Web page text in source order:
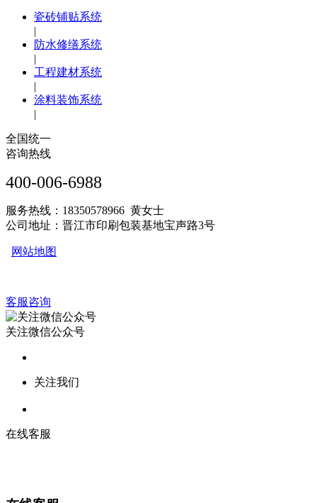
瓷砖铺贴系统
|
防水修缮系统
|
工程建材系统
|
涂料装饰系统
|
全国统一
咨询热线
400-006-6988
服务热线：18350578966 黄女士
公司地址：晋江市印刷包装基地宝声路3号
网站地图
客服咨询
关注微信公众号
关注我们
在线客服